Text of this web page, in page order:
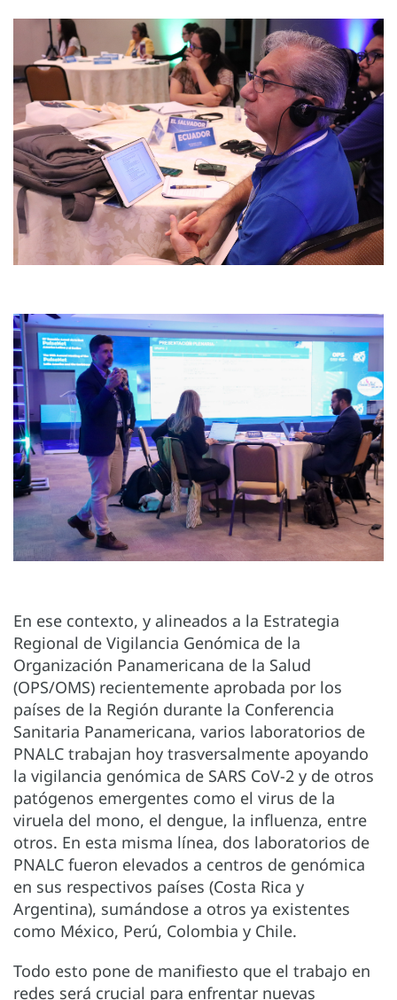
En ese contexto, y alineados a la Estrategia
Regional de Vigilancia Genómica de la
Organización Panamericana de la Salud
(OPS/OMS) recientemente aprobada por los
países de la Región durante la Conferencia
Sanitaria Panamericana, varios laboratorios de
PNALC trabajan hoy trasversalmente apoyando
la vigilancia genómica de SARS CoV-2 y de otros
patógenos emergentes como el virus de la
viruela del mono, el dengue, la influenza, entre
otros. En esta misma línea, dos laboratorios de
PNALC fueron elevados a centros de genómica
en sus respectivos países (Costa Rica y
Argentina), sumándose a otros ya existentes
como México, Perú, Colombia y Chile.
Todo esto pone de manifiesto que el trabajo en
redes será crucial para enfrentar nuevas